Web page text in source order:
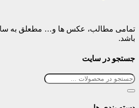
تمامی مطالب، عکس ها و… مطعلق به
باشد.
جستجو در سایت